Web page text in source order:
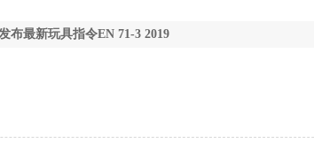
布最新玩具指令EN 71-3 2019